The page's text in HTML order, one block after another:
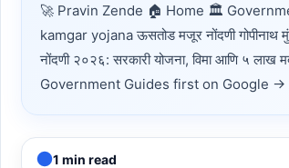
🚀 Pravin Zende 🏠 Home 🏛
kamgar yojana ऊसतोड मजूर नोंदणी गोपीनाथ
नोंदणी २०२६: सरकारी योजना, विमा आणि ५
Government Guides first on Google
1 min read